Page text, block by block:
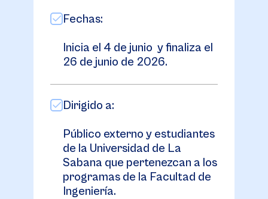
Fechas:
Inicia el 4 de junio y finaliza el
26 de junio de 2026.
Dirigido a:
Público externo y estudiantes
de la Universidad de La
Sabana que pertenezcan a los
programas de la Facultad de
Ingeniería.